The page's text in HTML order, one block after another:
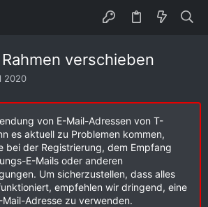
verschieben
2020
von E-Mail-Adressen von T-
es aktuell zu Problemen kommen,
bei der Registrierung, dem Empfang
E-Mails oder anderen
Um sicherzustellen, dass alles
empfehlen wir dringend, eine
Adresse zu verwenden.